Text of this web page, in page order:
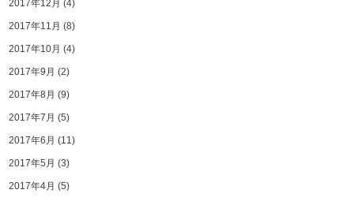
2017年12月 (4)
2017年11月 (8)
2017年10月 (4)
2017年9月 (2)
2017年8月 (9)
2017年7月 (5)
2017年6月 (11)
2017年5月 (3)
2017年4月 (5)